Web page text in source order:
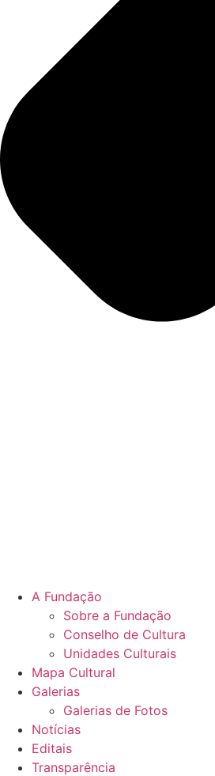
A Fundação
Sobre a Fundação
Conselho de Cultura
Unidades Culturais
Mapa Cultural
Galerias
Galerias de Fotos
Notícias
Editais
Transparência